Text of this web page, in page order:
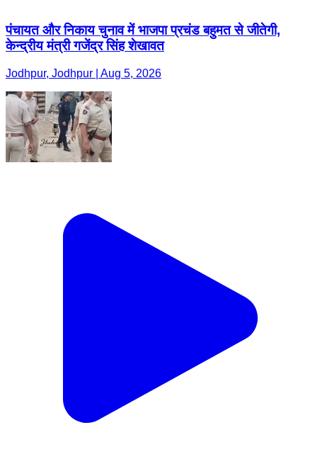
पंचायत और निकाय चुनाव में भाजपा प्रचंड बहुमत से जीतेगी,
केन्द्रीय मंत्री गजेंद्र सिंह शेखावत
Jodhpur, Jodhpur | Aug 5, 2026